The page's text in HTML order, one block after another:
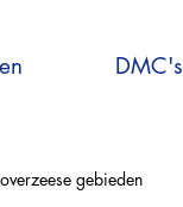
DMC's
gebieden